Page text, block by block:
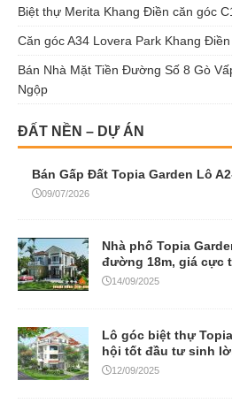
Biệt thự Merita Khang Điền căn góc
Căn góc A34 Lovera Park Khang
Bán Nhà Mặt Tiền Đường Số 8 Gò
Ngộp
ĐẤT NỀN – DỰ ÁN
Bán Gấp Đất Topia Garden Lô
09/07/2026
Nhà phố Topia
đường 18m, giá cực
14/09/2025
Lô góc biệt thự
hội tốt đầu tư sinh
12/09/2025